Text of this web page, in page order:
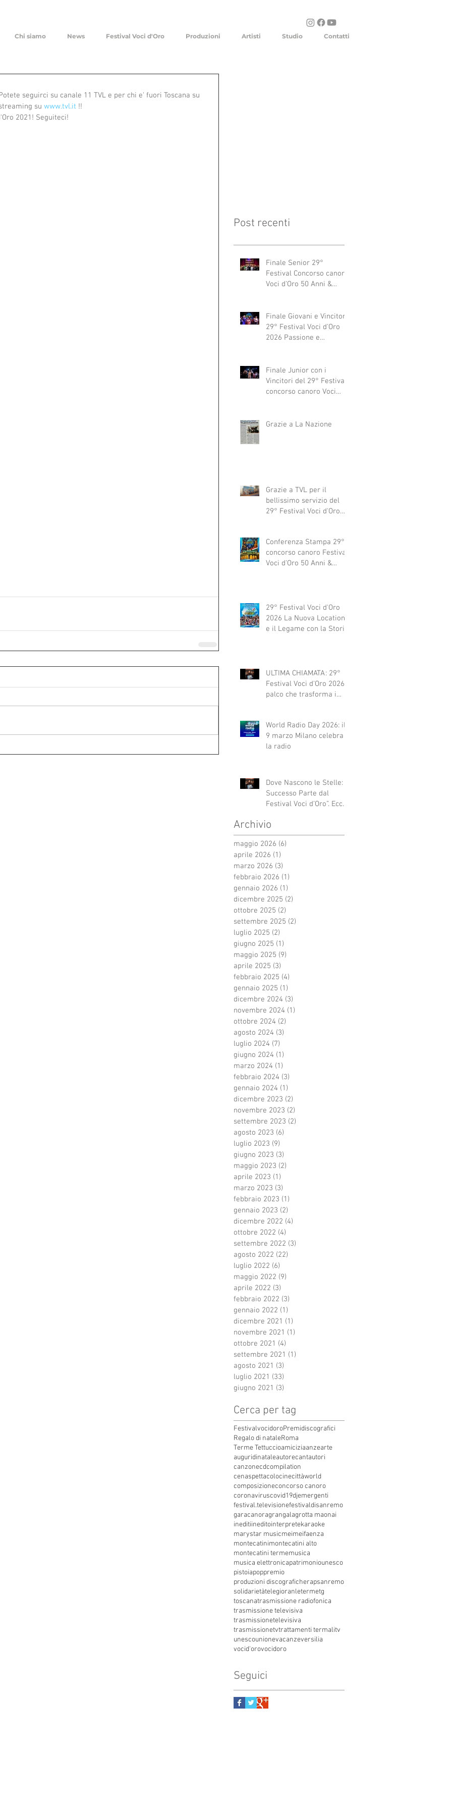
Chi siamo News Festival Voci d'Oro Produzioni Artisti Studio Contatti
seguirci su canale 11 TVL e per chi e' fuori Toscana su
su www.tvl.it !!
2021! Seguiteci!
Post recenti
Finale Senior 29°
Festival Concorso canoro
Voci d'Oro 50 Anni &
abbracciano"
Finale Giovani e Vincitori
29° Festival Voci d'Oro
2026 Passione e
Finale Junior con i
Vincitori del 29° Festival
concorso canoro Voci
Grazie a La Nazione
Grazie a TVL per il
bellissimo servizio del
29° Festival Voci d'Oro
Conferenza Stampa 29°
concorso canoro Festival
Voci d'Oro 50 Anni &
29° Festival Voci d'Oro
2026 La Nuova Location
e il Legame con la Storia
ULTIMA CHIAMATA: 29°
Festival Voci d'Oro 2026 Il
palco che trasforma i
World Radio Day 2026: il
9 marzo Milano celebra
la radio
Dove Nascono le Stelle: Il
Successo Parte dal
Festival Voci d’Oro”. Ecco
Archivio
maggio 2026 (6)
aprile 2026 (1)
marzo 2026 (3)
febbraio 2026 (1)
gennaio 2026 (1)
dicembre 2025 (2)
ottobre 2025 (2)
settembre 2025 (2)
luglio 2025 (2)
giugno 2025 (1)
maggio 2025 (9)
aprile 2025 (3)
febbraio 2025 (4)
gennaio 2025 (1)
dicembre 2024 (3)
novembre 2024 (1)
ottobre 2024 (2)
agosto 2024 (3)
luglio 2024 (7)
giugno 2024 (1)
marzo 2024 (1)
febbraio 2024 (3)
gennaio 2024 (1)
dicembre 2023 (2)
novembre 2023 (2)
settembre 2023 (2)
agosto 2023 (6)
luglio 2023 (9)
giugno 2023 (3)
maggio 2023 (2)
aprile 2023 (1)
marzo 2023 (3)
febbraio 2023 (1)
gennaio 2023 (2)
dicembre 2022 (4)
ottobre 2022 (4)
settembre 2022 (3)
agosto 2022 (22)
luglio 2022 (6)
maggio 2022 (9)
aprile 2022 (3)
febbraio 2022 (3)
gennaio 2022 (1)
dicembre 2021 (1)
novembre 2021 (1)
ottobre 2021 (4)
settembre 2021 (1)
agosto 2021 (3)
luglio 2021 (33)
giugno 2021 (3)
Cerca per tag
FestivalvocidoroPremidiscografici
Regalo di nataleRoma
Terme Tettuccioamiciziaanzearte
auguridinataleautorecantautori
canzonecdcompilation
cenaspettacolocinecittàworld
composizioneconcorso canoro
coronaviruscovid19djemergenti
festival.televisionefestivaldisanremo
garacanoragrangalagrotta maonai
ineditiineditointerpretekaraoke
marystar musicmeimeifaenza
montecatinimontecatini alto
montecatini termemusica
musica elettronicapatrimoniounesco
pistoiapoppremio
produzioni discograficherapsanremo
solidarietàtelegioranletermetg
toscanatrasmissione radiofonica
trasmissione televisiva
trasmissionetelevisiva
trasmissionetvtrattamenti termalitv
unescounionevacanzeversilia
vocid'orovocidoro
Seguici